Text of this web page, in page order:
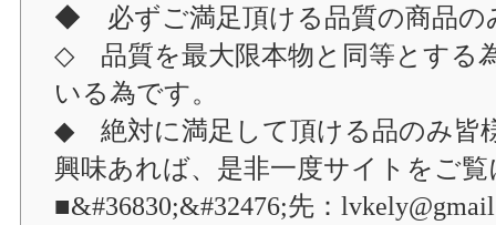
◆ 必ずご満足頂ける品質の商品の
◇ 品質を最大限本物と同等とする
いる為です。
◆ 絶対に満足して頂ける品のみ皆
興味あれば、是非一度サイトをご
■&#36830;&#32476;先：